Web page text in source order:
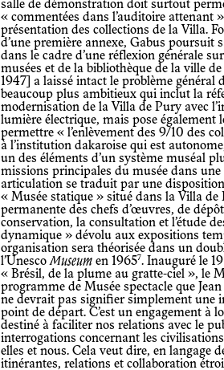
salle de démonstration doit surtout
« commentées dans l’auditoire attenant
présentation des collections de la Villa.
d’une première annexe, Gabus poursuit
dans le cadre d’une réflexion générale
musées et de la bibliothèque de la ville
1947] a laissé intact le problème général
beaucoup plus ambitieux qui inclut la
modernisation de la Villa de Pury avec
lumière électrique, mais pose également
permettre « l’enlèvement des 9/10 des
à l’institution dakaroise qui est
un des éléments d’un système muséal
missions principales du musée dans une
articulation se traduit par une
« Musée statique » situé dans la Villa de
permanente des chefs d’œuvres, de
conservation, la consultation et l’étude
dynamique » dévolu aux expositions
organisation sera théorisée dans un
l’UnescoMuseum en 19657. Inauguré le
« Brésil, de la plume au gratte-ciel », le
programme de Musée spectacle que
ne devrait pas signifier simplement
point de départ. C’est un engagement à
destiné à faciliter nos relations avec le
interrogations concernant les
elles et nous. Cela veut dire, en langage
itinérantes, relations et collaboration